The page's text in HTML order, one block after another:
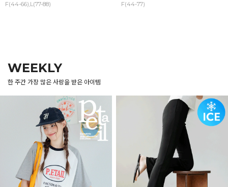
F(44-66),L(77-88) F(44-77)
WEEKLY
한 주간 가장 많은 사랑을 받은 아이템